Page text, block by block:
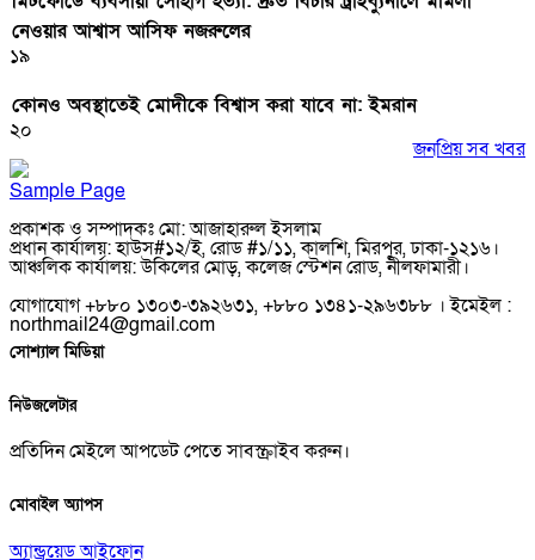
নেওয়ার আশ্বাস আসিফ নজরুলের
১৯
কোনও অবস্থাতেই মোদীকে বিশ্বাস করা যাবে না: ইমরান
২০
জনপ্রিয় সব খবর
Sample Page
প্রকাশক ও সম্পাদকঃ মো: আজাহারুল ইসলাম
প্রধান কার্যালয়: হাউস#১২/ই, রোড #১/১১, কালশি, মিরপুর, ঢাকা-১২১৬।
আঞ্চলিক কার্যালয়: উকিলের মোড়, কলেজ স্টেশন রোড, নীলফামারী।
যোগাযোগ +৮৮০ ১৩০৩-৩৯২৬৩১, +৮৮০ ১৩৪১-২৯৬৩৮৮ । ইমেইল :
northmail24@gmail.com
সোশ্যাল মিডিয়া
নিউজলেটার
প্রতিদিন মেইলে আপডেট পেতে সাবস্ক্রাইব করুন।
মোবাইল অ্যাপস
অ্যান্ড্রয়েডআইফোন